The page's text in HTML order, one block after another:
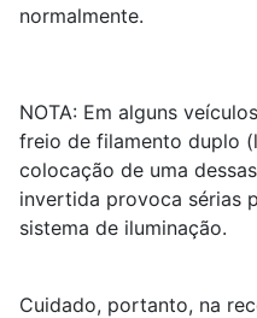
normalmente.
NOTA: Em alguns
freio de filamento duplo
colocação de uma
invertida provoca sérias
sistema de iluminação.
Cuidado, portanto, na